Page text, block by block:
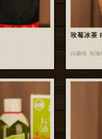
玫莓冰茶
白蘭地 玫瑰